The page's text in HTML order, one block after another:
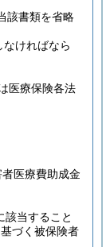
該書類を省略
ければなら
医療保険各法
医療費助成金
該当すること
づく被保険者